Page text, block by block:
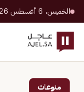
الخميس، 6 أغسطس 2026 · 23 صفر 1448 هـ
منوعات